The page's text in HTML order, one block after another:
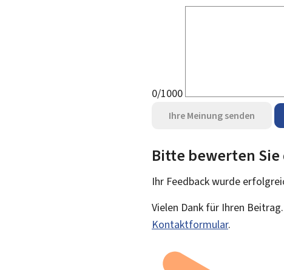
0/1000
Ihre Meinung senden
Bitte bewerten Sie
Ihr Feedback wurde
Vielen Dank für Ihren
Kontaktformular.